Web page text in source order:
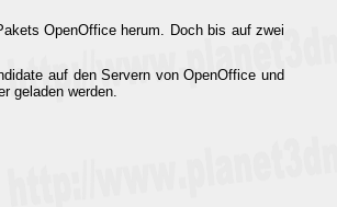
OpenOffice herum. Doch bis auf zwei
auf den Servern von OpenOffice und
geladen werden.